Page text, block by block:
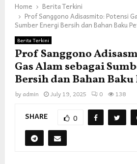
Home
Berita Terkini
Prof Sanggono Adisasmito: Potensi
Sumber Energi Bersih dan Bahan Baku
Berita Terkini
Prof Sanggono
Gas Alam sebagai
Bersih dan Bahan
by admin July 19, 2025 0 138
SHARE 0